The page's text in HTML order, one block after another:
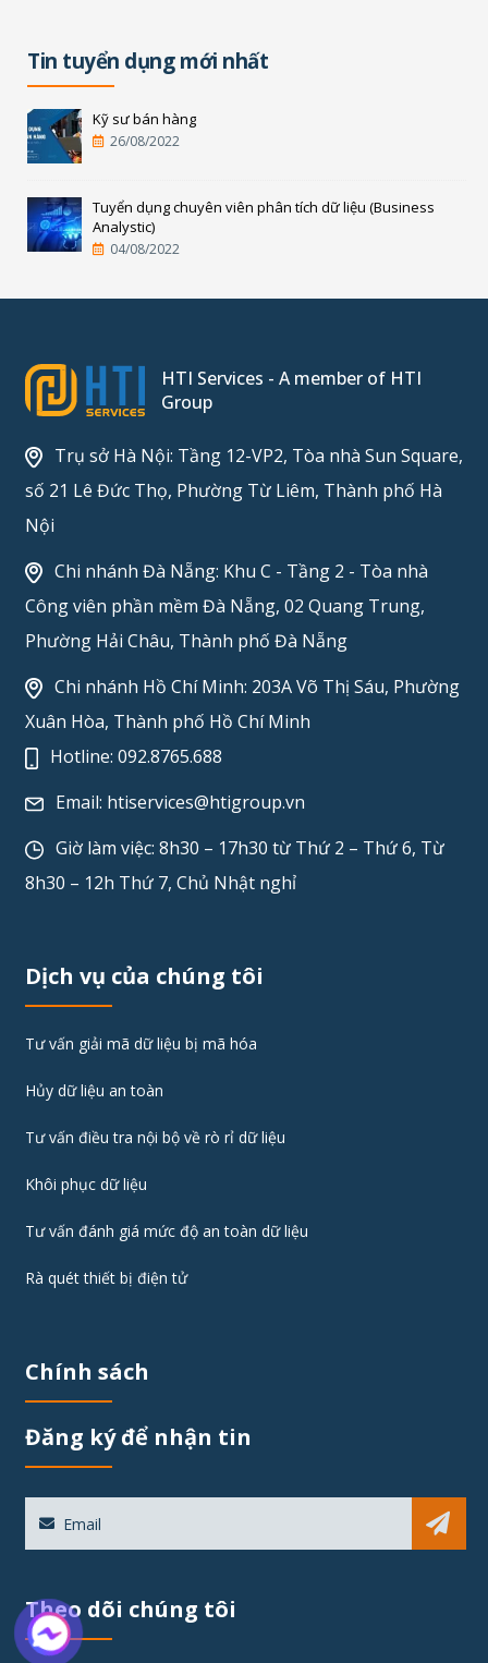
Tin tuyển dụng mới nhất
Kỹ sư bán hàng
26/08/2022
Tuyển dụng chuyên viên phân tích dữ liệu (Business
Analystic)
04/08/2022
HTI Services - A member of HTI
Group
Trụ sở Hà Nội: Tầng 12-VP2, Tòa nhà Sun Square,
số 21 Lê Đức Thọ, Phường Từ Liêm, Thành phố Hà
Nội
Chi nhánh Đà Nẵng: Khu C - Tầng 2 - Tòa nhà
Công viên phần mềm Đà Nẵng, 02 Quang Trung,
Phường Hải Châu, Thành phố Đà Nẵng
Chi nhánh Hồ Chí Minh: 203A Võ Thị Sáu, Phường
Xuân Hòa, Thành phố Hồ Chí Minh
Hotline:092.8765.688
Email: htiservices@htigroup.vn
Giờ làm việc: 8h30 – 17h30 từ Thứ 2 – Thứ 6, Từ
8h30 – 12h Thứ 7, Chủ Nhật nghỉ
Dịch vụ của chúng tôi
Tư vấn giải mã dữ liệu bị mã hóa
Hủy dữ liệu an toàn
Tư vấn điều tra nội bộ về rò rỉ dữ liệu
Khôi phục dữ liệu
Tư vấn đánh giá mức độ an toàn dữ liệu
Rà quét thiết bị điện tử
Chính sách
Đăng ký để nhận tin
Sub
Theo dõi chúng tôi